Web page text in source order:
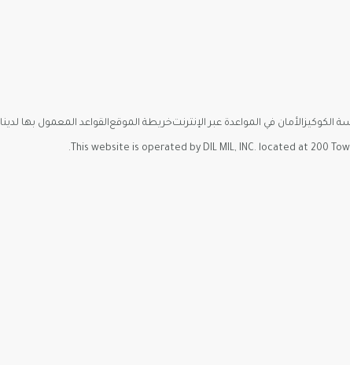
الكوكيز الأمان في المواعدة عبر الإنترنتخريطة الموقعالقواعد المعمول بها لدينا
This website is operated by DIL MIL, INC. located at 200